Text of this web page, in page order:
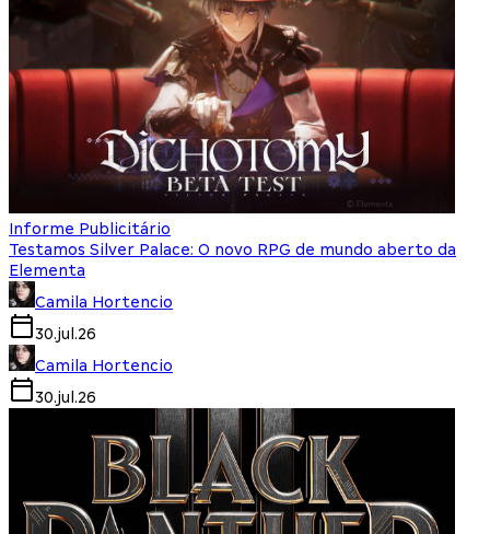
Informe Publicitário
Testamos Silver Palace: O novo RPG de mundo aberto da
Elementa
Camila Hortencio
30.jul.26
Camila Hortencio
30.jul.26